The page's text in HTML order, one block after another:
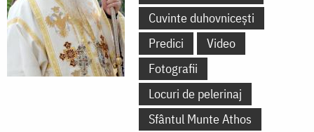
Cuvinte duhovnicești
Predici
Video
Fotografii
Locuri de pelerinaj
Sfântul Munte Athos